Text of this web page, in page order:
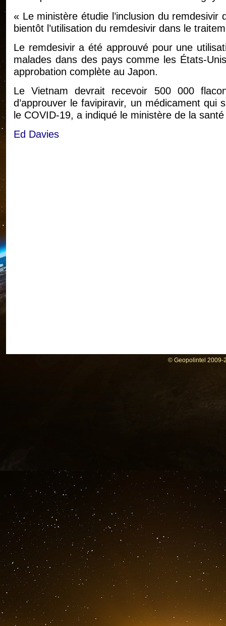
« Le ministère étudie l’inclusion du
bientôt l’utilisation du remdesivir dans le
Le remdesivir a été approuvé pour une
malades dans des pays comme les États-
approbation complète au Japon.
Le Vietnam devrait recevoir 500 000
d’approuver le favipiravir, un médicament qui
le COVID-19, a indiqué le ministère de la
Ed Davies
© Geopolintel 2009-